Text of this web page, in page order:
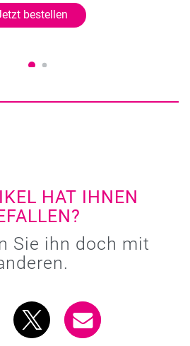
bestellen
HAT IHNEN
Sie ihn doch mit